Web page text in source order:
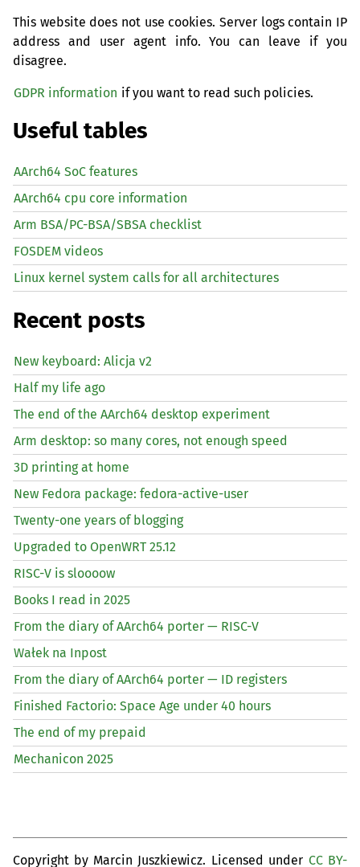
This website does not use cookies. Server logs contain IP
address and user agent info. You can leave if you
disagree.
GDPR information if you want to read such policies.
Useful tables
AArch64 SoC features
AArch64 cpu core information
Arm BSA/PC-BSA/SBSA checklist
FOSDEM videos
Linux kernel system calls for all architectures
Recent posts
New keyboard: Alicja v2
Half my life ago
The end of the AArch64 desktop experiment
Arm desktop: so many cores, not enough speed
3D printing at home
New Fedora package: fedora-active-user
Twenty-one years of blogging
Upgraded to OpenWRT 25.12
RISC-V is sloooow
Books I read in 2025
From the diary of AArch64 porter — RISC-V
Wałek na Inpost
From the diary of AArch64 porter — ID registers
Finished Factorio: Space Age under 40 hours
The end of my prepaid
Mechanicon 2025
Copyright by Marcin Juszkiewicz. Licensed under CC BY-